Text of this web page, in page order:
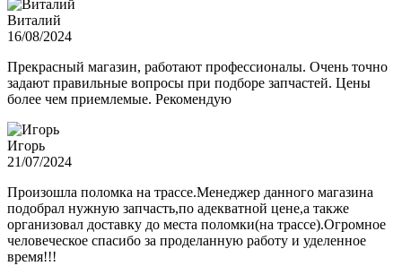
Виталий
16/08/2024
Прекрасный магазин, работают профессионалы. Очень точно
задают правильные вопросы при подборе запчастей. Цены
более чем приемлемые. Рекомендую
Игорь
21/07/2024
Произошла поломка на трассе.Менеджер данного магазина
подобрал нужную запчасть,по адекватной цене,а также
организовал доставку до места поломки(на трассе).Огромное
человеческое спасибо за проделанную работу и уделенное
время!!!